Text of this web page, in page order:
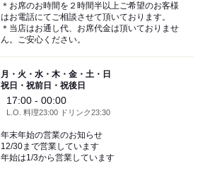
＊お席のお時間を２時間半以上ご希望のお客様
はお電話にてご相談させて頂いております。
＊当店はお通し代、お席代金は頂いておりませ
ん。ご安心ください。
月・火・水・木・金・土・日
祝日・祝前日・祝後日
17:00 - 00:00
L.O. 料理23:00 ドリンク23:30
年末年始の営業のお知らせ
12/30まで営業しています
年始は1/3から営業しています